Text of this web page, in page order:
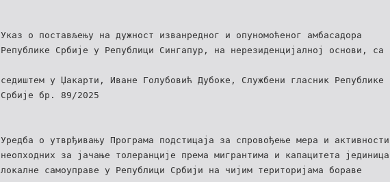
Указ о постављењу на дужност изванредног и опуномоћеног амбасадора
Републике Србије у Републици Сингапур, на нерезиденцијалној основи, са
седиштем у Џакарти, Иване Голубовић Дубоке, Службени гласник Републике
Србије бр. 89/2025
Уредба о утврђивању Програма подстицаја за спровођење мера и активности
неопходних за јачање толеранције према мигрантима и капацитета јединица
локалне самоуправе у Републици Србији на чијим територијама бораве